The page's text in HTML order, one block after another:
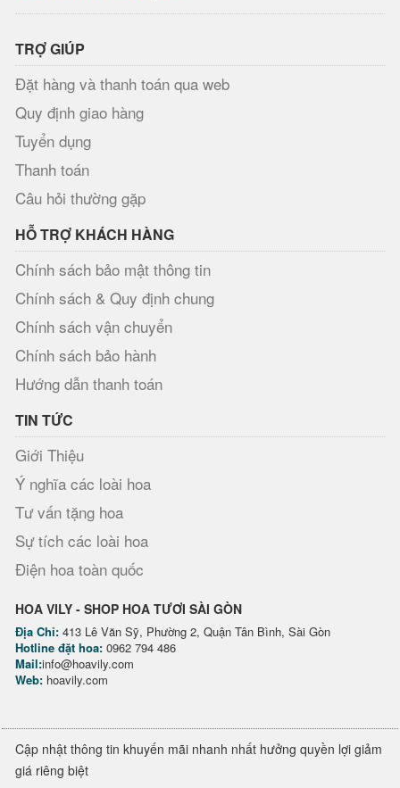
TRỢ GIÚP
Đặt hàng và thanh toán qua web
Quy định giao hàng
Tuyển dụng
Thanh toán
Câu hỏi thường gặp
HỖ TRỢ KHÁCH HÀNG
Chính sách bảo mật thông tin
Chính sách & Quy định chung
Chính sách vận chuyển
Chính sách bảo hành
Hướng dẫn thanh toán
TIN TỨC
Giới Thiệu
Ý nghĩa các loài hoa
Tư vấn tặng hoa
Sự tích các loài hoa
Điện hoa toàn quốc
HOA VILY - SHOP HOA TƯƠI SÀI GÒN
Địa Chỉ: 413 Lê Văn Sỹ, Phường 2, Quận Tân Bình, Sài Gòn
Hotline đặt hoa: 0962 794 486
Mail:info@hoavily.com
Web: hoavily.com
Cập nhật thông tin khuyến mãi nhanh nhất hưởng quyền lợi giảm
giá riêng biệt